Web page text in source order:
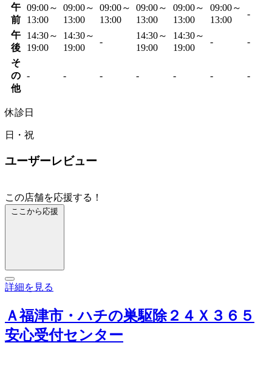
午
前
09:00～
13:00
09:00～
13:00
09:00～
13:00
09:00～
13:00
09:00～
13:00
09:00～
13:00
-
午
後
14:30～
19:00
14:30～
19:00
-
14:30～
19:00
14:30～
19:00
- -
そ
の
他
- - - - - - -
休診日
日・祝
ユーザーレビュー
この店舗を応援する！
ここから応援
詳細を見る
Ａ福津市・ハチの巣駆除２４Ｘ３６５
安心受付センター